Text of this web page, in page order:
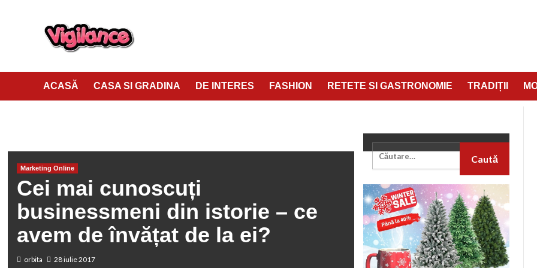
ACASĂ CASA SI GRADINA DE INTERES FASHION RETETE SI GASTRONOMIE TRADIȚII
Marketing Online
Cei mai cunoscuți
businessmeni din istorie – ce
avem de învățat de la ei?
orbita 28 iulie 2017